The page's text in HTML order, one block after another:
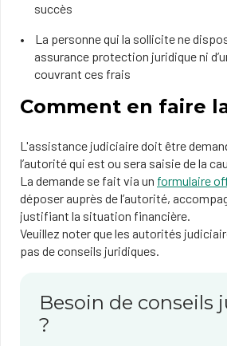
succès
La personne qui la sollicite ne
assurance protection juridique ni
couvrant ces frais
Comment en faire
L'assistance judiciaire doit être
l’autorité qui est ou sera saisie de la
La demande se fait via un formulaire
déposer auprès de l’autorité,
justifiant la situation financière.
Veuillez noter que les autorités
pas de conseils juridiques.
Besoin de conseils
?